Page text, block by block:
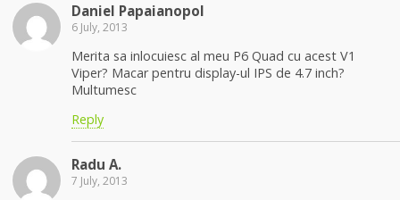
Daniel Papaianopol
6 July, 2013
Merita sa inlocuiesc al meu P6 Quad cu acest V1
Viper? Macar pentru display-ul IPS de 4.7 inch?
Multumesc
Reply
Radu A.
7 July, 2013